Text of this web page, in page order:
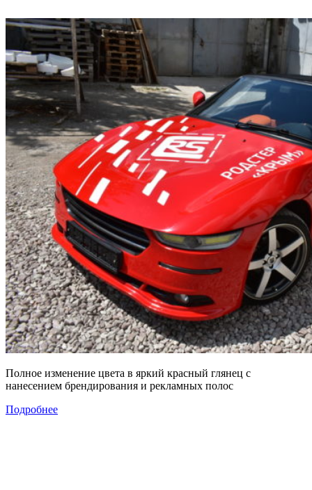
Полное изменение цвета в яркий красный глянец с
нанесением брендирования и рекламных полос
Подробнее